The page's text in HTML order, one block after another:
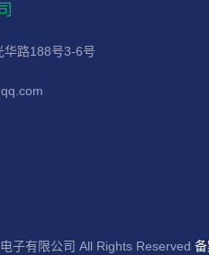
华路188号3-6号
子有限公司 All Rights Reserved